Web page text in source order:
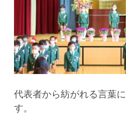
代表者から紡がれる言葉
す。